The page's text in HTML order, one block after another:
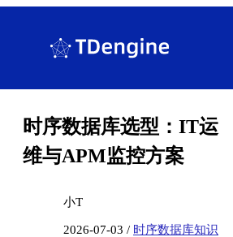
时序数据库选型：IT运
维与APM监控方案
小T
2026-07-03 / 时序数据库知识